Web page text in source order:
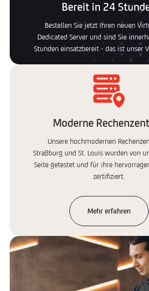
Bereit in 24
Bestellen Sie jetzt Ihren neuen
Dedicated Server und sind Sie
Stunden einsatzbereit - das ist unser
Moderne
Unsere hochmodernen
Straßburg und St. Louis wurden von
Seite getestet und für ihre
zertifiziert.
Mehr erfahren